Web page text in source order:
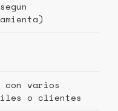
con varios
o clientes